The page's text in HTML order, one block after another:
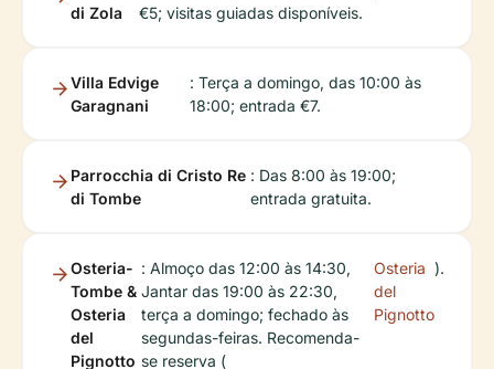
di Zola
€5; visitas guiadas disponíveis.
Villa Edvige
Garagnani
: Terça a domingo, das 10:00 às
18:00; entrada €7.
Parrocchia di Cristo Re
di Tombe
: Das 8:00 às 19:00;
entrada gratuita.
Osteria-
Tombe &
Osteria
del
Pignotto
: Almoço das 12:00 às 14:30,
Jantar das 19:00 às 22:30,
terça a domingo; fechado às
segundas-feiras. Recomenda-
se reserva (
Osteria
del
Pignotto
).